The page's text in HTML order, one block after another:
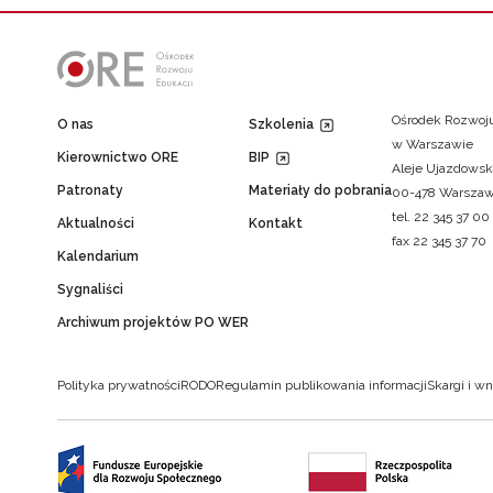
O nas
Kierownictwo ORE
Patronaty
Aktualności
Kalendarium
Sygnaliści
Archiwum projektów PO WER
Szkolenia
BIP
Materiały do pobrania
Kontakt
Ośrodek
w Warszawie
Aleje
00-478
tel. 22 345 37 00
fax 22 345 37 70
Polityka prywatnościRODORegulamin publikowania informacjiSkargi i